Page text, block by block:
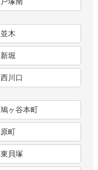
並木
新堀
西川口
鳩ヶ谷本町
原町
東貝塚